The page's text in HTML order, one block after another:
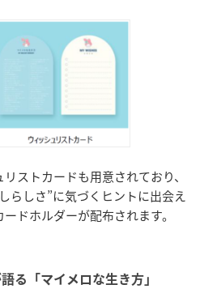
ストカードも用意されており、
らしさ”に気づくヒントに出会え
ドホルダーが配布されます。
る「マイメロな生き方」